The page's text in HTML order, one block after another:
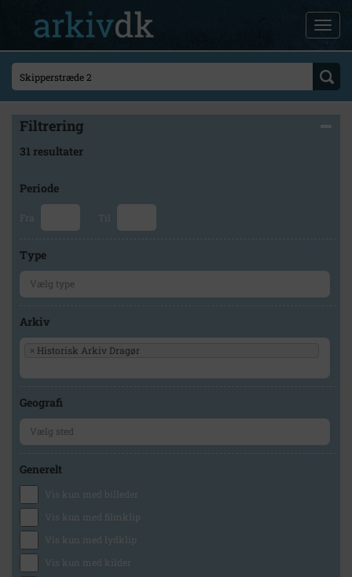
Filtrering
31 resultater
Periode
Fra Til
Type
Arkiv
× Historisk Arkiv Dragør
Geografi
Generelt
Vis kun med billeder
Vis kun med filmklip
Vis kun med lydklip
Vis kun med kilder